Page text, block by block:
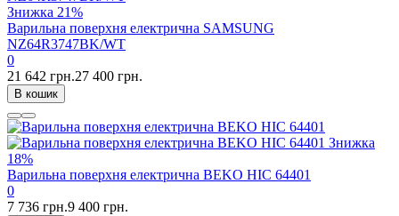
Знижка 21%
Варильна поверхня електрична SAMSUNG
NZ64R3747BK/WT
0
21 642 грн.27 400 грн.
В кошик
Знижка
18%
Варильна поверхня електрична BEKO HIC 64401
0
7 736 грн.9 400 грн.